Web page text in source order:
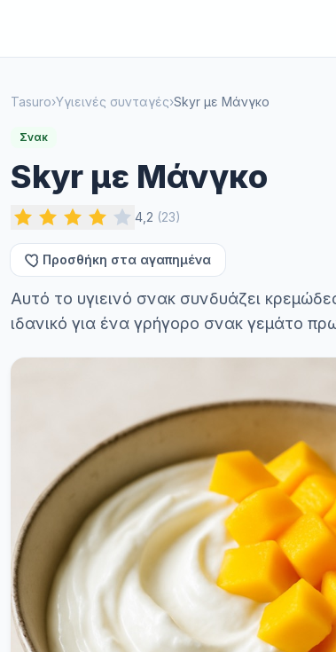
Tasuro›Υγιεινές συνταγές›Skyr με Μάνγκο
Σνακ
Skyr με Μάνγκο
4,2 (23)
Προσθήκη στα αγαπημένα
Αυτό το υγιεινό σνακ συνδυάζει
ιδανικό για ένα γρήγορο σνακ γεμάτο